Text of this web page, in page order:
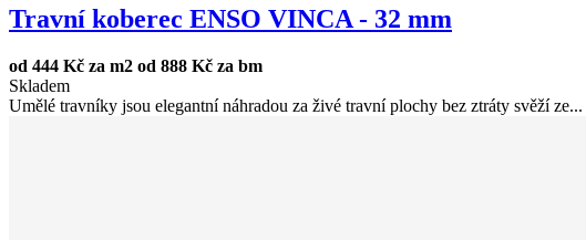
Travní koberec ENSO VINCA - 32 mm
od 444 Kč za m2 od 888 Kč za bm
Skladem
Umělé travníky jsou elegantní náhradou za živé travní plochy bez ztráty svěží ze...